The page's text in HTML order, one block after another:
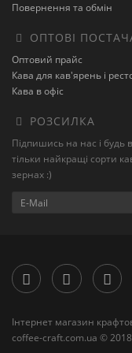
Повернення та обмін
ОПТОВІ
Оптовий прайс
Кава для кав'ярень і
Кава в офіс
РОЗСИЛКА
Підпишись на нас і будь
тільки найкращі сорти
зернах :)
Інтернет магазин
coffee-craft.com.ua ©